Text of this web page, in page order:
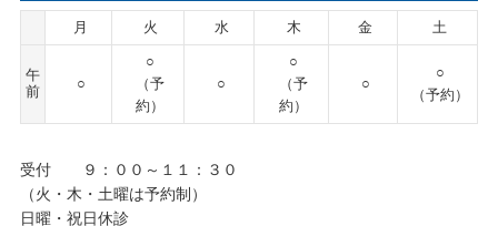
月 火 水 木 金 土
午
前
○
○
（予
約）
○
○
（予
約）
○
○
（予約）
受付 ９：００～１１：３０
（火・木・土曜は予約制）
日曜・祝日休診